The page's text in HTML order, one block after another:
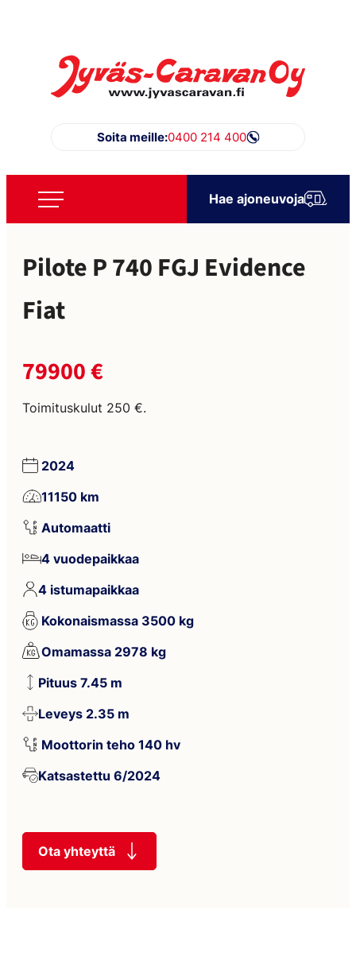
sisältöön
Jyväs-Caravan Oy
Soita meille:0400 214 400
Hae ajoneuvoja
Pilote P 740 FGJ Evidence
Fiat
79900 €
Toimituskulut 250 €.
2024
11150 km
Automaatti
4 vuodepaikkaa
4 istumapaikkaa
Kokonaismassa 3500 kg
Omamassa 2978 kg
Pituus 7.45 m
Leveys 2.35 m
Moottorin teho 140 hv
Katsastettu 6/2024
Ota yhteyttä